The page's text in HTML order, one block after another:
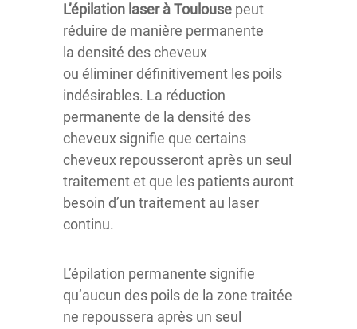
L’épilation laser à Toulouse peut
réduire de manière permanente
la densité des cheveux
ou éliminer définitivement les poils
indésirables. La réduction
permanente de la densité des
cheveux signifie que certains
cheveux repousseront après un seul
traitement et que les patients auront
besoin d’un traitement au laser
continu.
L’épilation permanente signifie
qu’aucun des poils de la zone traitée
ne repoussera après un seul